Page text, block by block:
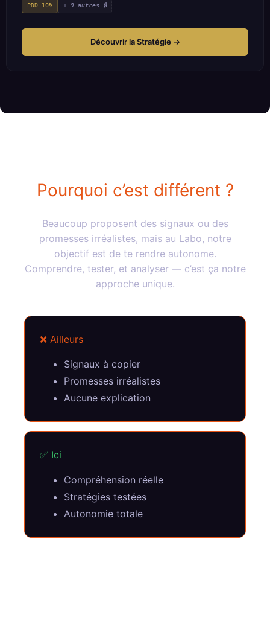
PDD 10% + 9 autres 🔒
Découvrir la Stratégie →
Pourquoi c’est différent ?
Beaucoup proposent des signaux ou des
promesses irréalistes, mais au Labo, notre
objectif est de te rendre autonome.
Comprendre, tester, et analyser — c’est ça notre
approche unique.
❌ Ailleurs
Signaux à copier
Promesses irréalistes
Aucune explication
✅ Ici
Compréhension réelle
Stratégies testées
Autonomie totale